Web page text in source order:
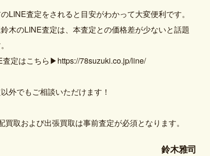
LINE査定をされると目安がわかって大変便利です。
木のLINE査定は、本査定との価格差が少ないと話題
査定はこちら▶https://78suzuki.co.jp/line/
外でもご相談いただけます！
買取および出張買取は事前査定が必須となります。
鈴木雅司